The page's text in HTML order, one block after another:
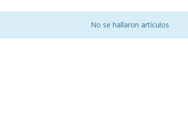
No se hallaron artículos